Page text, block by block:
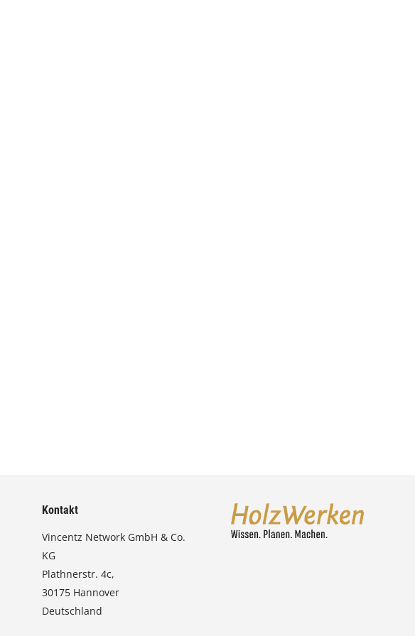
Kontakt
Vincentz Network GmbH & Co.
KG
Plathnerstr. 4c,
30175 Hannover
Deutschland